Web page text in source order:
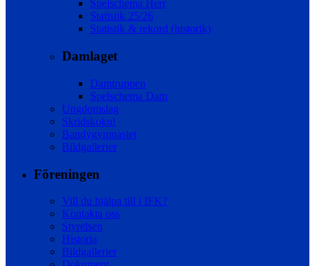
Spelschema Herr
Statistik 25/26
Statistik & rekord (historik)
Damlaget
Damtruppen
Spelschema Dam
Ungdomslag
Skridskokul
Bandygymnasiet
Bildgallerier
Föreningen
Vill du hjälpa till i IFK?
Kontakta oss
Styrelsen
Historia
Bildgallerier